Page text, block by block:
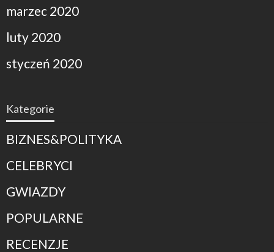
marzec 2020
luty 2020
styczeń 2020
Kategorie
BIZNES&POLITYKA
CELEBRYCI
GWIAZDY
POPULARNE
RECENZJE